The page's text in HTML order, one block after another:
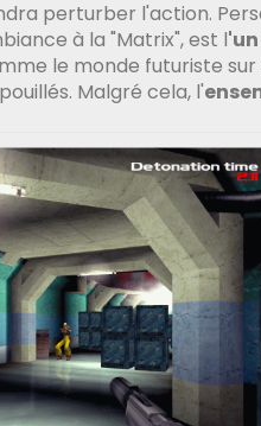
perturber l'action.
à la "Matrix", est l
le monde futuriste
Malgré cela, l'